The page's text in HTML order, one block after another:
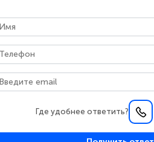
Где удобнее ответить?